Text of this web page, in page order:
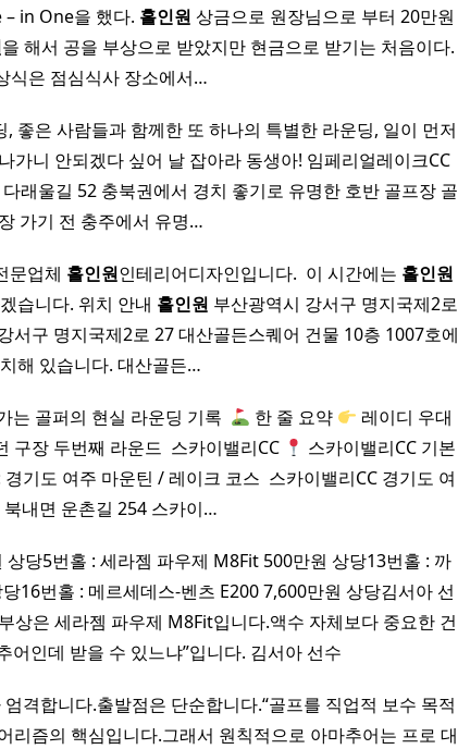
in One을 했다. 홀인원 상금으로 원장님으로 부터 20만원
을 해서 공을 부상으로 받았지만 현금으로 받기는 처음이다.
식은 점심식사 장소에서…
좋은 사람들과 함께한 또 하나의 특별한 라운딩, 일이 먼저
가니 안되겠다 싶어 날 잡아라 동생아! 임페리얼레이크CC
래울길 52 충북권에서 경치 좋기로 유명한 호반 골프장 골
가기 전 충주에서 유명…
문업체 홀인원인테리어디자인입니다. ​ 이 시간에는 홀인원
습니다. 위치 안내 홀인원 부산광역시 강서구 명지국제2로
서구 명지국제2로 27 대산골든스퀘어 건물 10층 1007호에
해 있습니다. 대산골든…
는 골퍼의 현실 라운딩 기록 한 줄 요약
레이디 우대
구장 두번째 라운드 ​ 스카이밸리CC
스카이밸리CC 기본
기도 여주 마운틴 / 레이크 코스 ​ 스카이밸리CC 경기도 여
북내면 운촌길 254 스카이…
당5번홀 : 세라젬 파우제 M8Fit 500만원 상당13번홀 : 까
16번홀 : 메르세데스-벤츠 E200 7,600만원 상당김서아 선
상은 세라젬 파우제 M8Fit입니다.액수 자체보다 중요한 건
어인데 받을 수 있느냐”입니다. 김서아 선수
격합니다.출발점은 단순합니다.“골프를 직업적 보수 목적
리즘의 핵심입니다.그래서 원칙적으로 아마추어는 프로 대